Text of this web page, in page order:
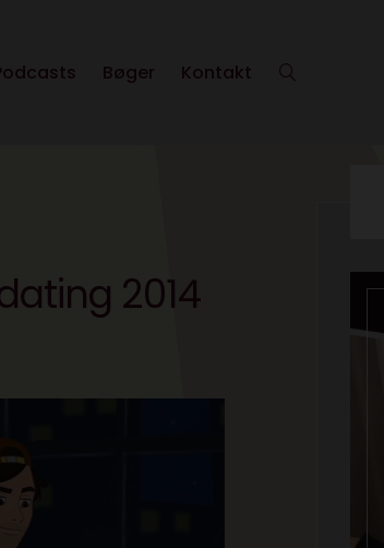
Bøger Kontakt
2014
virkelig